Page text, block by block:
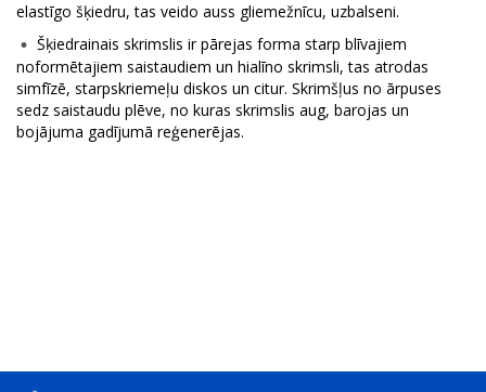
elastīgo šķiedru, tas veido auss gliemežnīcu, uzbalseni.
Šķiedrainais skrimslis ir pārejas forma starp blīvajiem
noformētajiem saistaudiem un hialīno skrimsli, tas atrodas
simfīzē, starpskriemeļu diskos un citur. Skrimšļus no ārpuses
sedz saistaudu plēve, no kuras skrimslis aug, barojas un
bojājuma gadījumā reģenerējas.